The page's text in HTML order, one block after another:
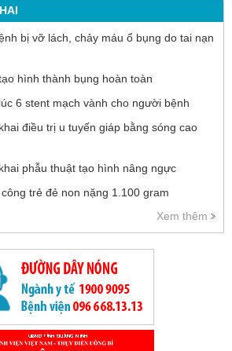
bị vỡ lách, chảy máu ổ bụng do tai nạn
hình thành bụng hoàn toàn
6 stent mạch vành cho người bệnh
điều trị u tuyến giáp bằng sóng cao
phẫu thuật tạo hình nâng ngực
trẻ đẻ non nặng 1.100 gram
Xem thêm